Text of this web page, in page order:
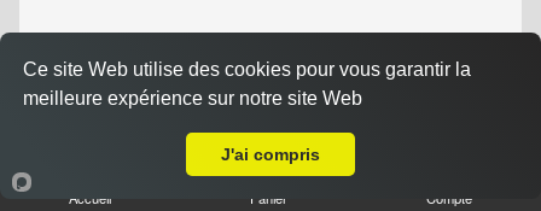
Poulet aux légumes
Accueil Panier Compte
Ce site Web utilise des cookies pour vous garantir la
meilleure expérience sur notre site Web
J'ai compris